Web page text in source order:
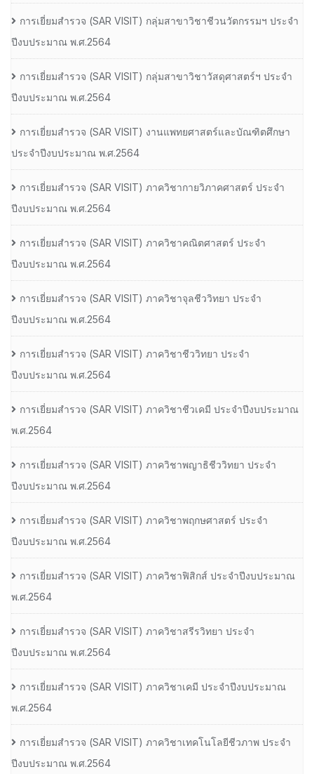
การเยี่ยมสํารวจ (SAR VISIT) กลุ่มสาขาวิชาชีวนวัตกรรมฯ ประจํา
ปีงบประมาณ พ.ศ.2564
การเยี่ยมสํารวจ (SAR VISIT) กลุ่มสาขาวิชาวัสดุศาสตร์ฯ ประจํา
ปีงบประมาณ พ.ศ.2564
การเยี่ยมสํารวจ (SAR VISIT) งานแพทยศาสตร์และบัณฑิตศึกษา
ประจําปีงบประมาณ พ.ศ.2564
การเยี่ยมสํารวจ (SAR VISIT) ภาควิชากายวิภาคศาสตร์ ประจํา
ปีงบประมาณ พ.ศ.2564
การเยี่ยมสํารวจ (SAR VISIT) ภาควิชาคณิตศาสตร์ ประจํา
ปีงบประมาณ พ.ศ.2564
การเยี่ยมสํารวจ (SAR VISIT) ภาควิชาจุลชีววิทยา ประจํา
ปีงบประมาณ พ.ศ.2564
การเยี่ยมสํารวจ (SAR VISIT) ภาควิชาชีววิทยา ประจํา
ปีงบประมาณ พ.ศ.2564
การเยี่ยมสํารวจ (SAR VISIT) ภาควิชาชีวเคมี ประจําปีงบประมาณ
พ.ศ.2564
การเยี่ยมสํารวจ (SAR VISIT) ภาควิชาพญาธิชีววิทยา ประจํา
ปีงบประมาณ พ.ศ.2564
การเยี่ยมสํารวจ (SAR VISIT) ภาควิชาพฤกษศาสตร์ ประจํา
ปีงบประมาณ พ.ศ.2564
การเยี่ยมสํารวจ (SAR VISIT) ภาควิชาฟิสิกส์ ประจําปีงบประมาณ
พ.ศ.2564
การเยี่ยมสํารวจ (SAR VISIT) ภาควิชาสรีรวิทยา ประจํา
ปีงบประมาณ พ.ศ.2564
การเยี่ยมสํารวจ (SAR VISIT) ภาควิชาเคมี ประจําปีงบประมาณ
พ.ศ.2564
การเยี่ยมสํารวจ (SAR VISIT) ภาควิชาเทคโนโลยีชีวภาพ ประจํา
ปีงบประมาณ พ.ศ.2564